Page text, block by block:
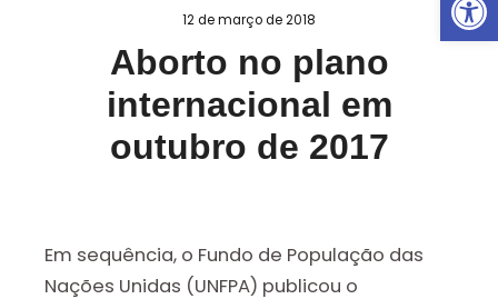
12 de março de 2018
Aborto no plano
internacional em
outubro de 2017
Em sequência, o Fundo de População das
Nações Unidas (UNFPA) publicou o